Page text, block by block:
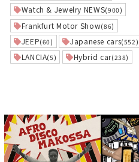
Watch & Jewelry NEWS(900)
Frankfurt Motor Show(86)
JEEP(60) Japanese cars(552)
LANCIA(5) Hybrid car(238)